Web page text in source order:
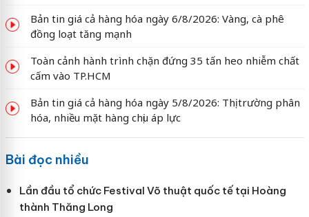
Bản tin giá cả hàng hóa ngày 6/8/2026: Vàng, cà phê
đồng loạt tăng mạnh
Toàn cảnh hành trình chặn đứng 35 tấn heo nhiễm chất
cấm vào TP.HCM
Bản tin giá cả hàng hóa ngày 5/8/2026: Thị trường phân
hóa, nhiều mặt hàng chịu áp lực
Bài đọc nhiều
Lần đầu tổ chức Festival Võ thuật quốc tế tại Hoàng
thành Thăng Long